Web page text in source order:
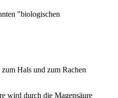
"biologischen
Hals und zum Rachen
wird durch die Magensäure